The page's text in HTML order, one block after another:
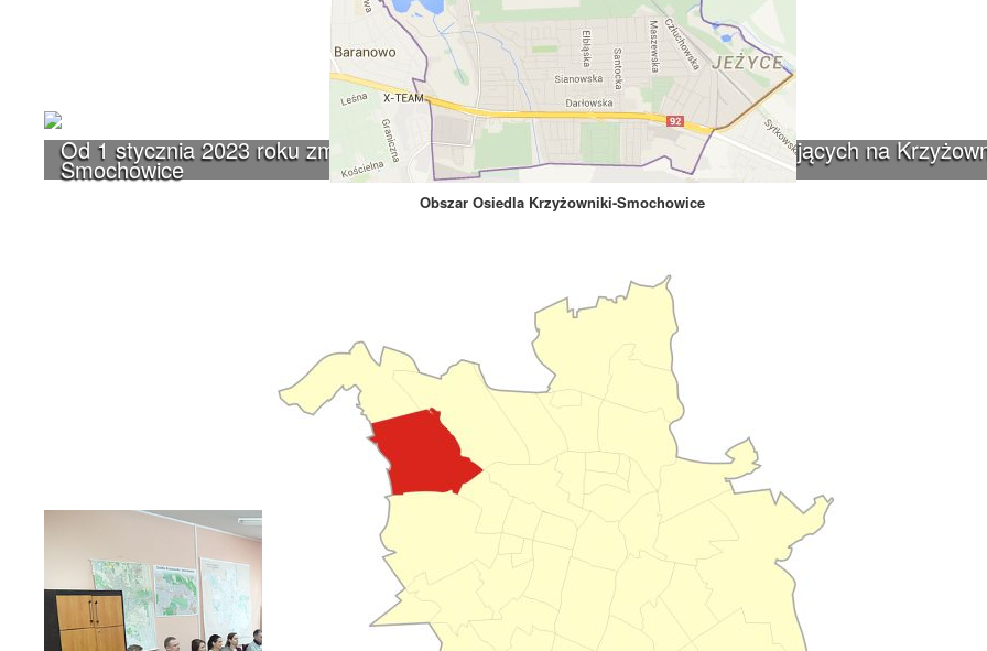
Od 1 stycznia 2023 roku zmiany w funkcjonowaniu linii autobusowych kursujących na
Smochowice
Obszar Osiedla Krzyżowniki-Smochowice